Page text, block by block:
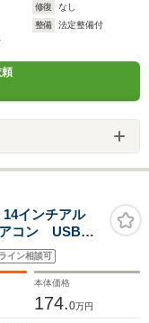
修復
なし
整備
法定整備付
インチアル
コン USBソ
グストッ
防止システ
イン相談可
本体価格
174.0万円